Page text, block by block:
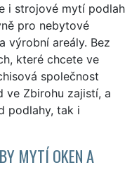
i strojové mytí podlah
pro nebytové
výrobní areály. Bez
které chcete ve
společnost
ve Zbirohu zajistí, a
podlahy, tak i
MYTÍ OKEN A